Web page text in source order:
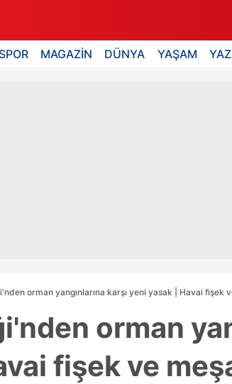
SPOR MAGAZİN DÜNYA YAŞAM
orman yangınlarına karşı yeni yasak | Havai fişek
orman
fişek ve